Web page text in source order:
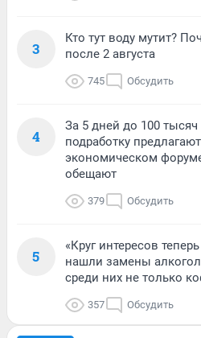
3
Кто тут воду мутит?
после 2 августа
745 Обсудить
4
За 5 дней до 100
подработку
экономическом
обещают
379 Обсудить
5
«Круг интересов
нашли замены
среди них не только
357 Обсудить